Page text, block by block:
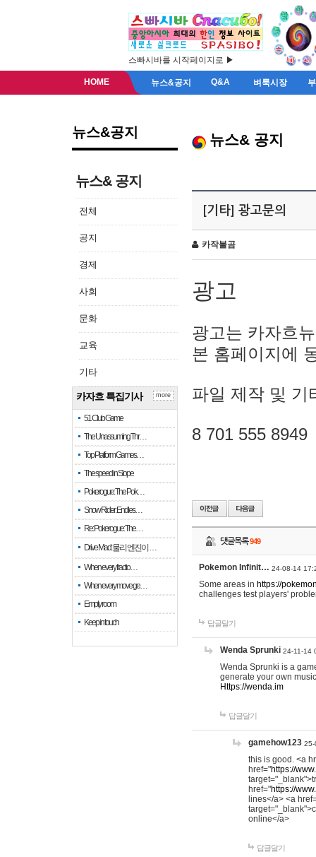
스빠시바를 시작페이지로 ▶
HOME 뉴스&공지 Q&A 벼룩시장
뉴스&공지
뉴스& 공지
전체
공지
경제
사회
문화
교육
기타
카자흐 특집기사
51 Club Game
The Unassuming Thr…
Top Platform Games…
The speed in Slope
Pokerogue: The Pok…
Snow Rider: Endles…
Re: Pokerogue: The…
Drive Mad: 물리 엔진이 …
When every fractio…
When every move ge…
Empty room
Keep in touch
more
뉴스& 공지
[기타] 광고문의
카작불곰
광고
광고는 카자흐
본 홈페이지에
파일 제작 및 기
8 701 555 8949
댓글목록949
Pokemon Infinit… 24-08-14
Some areas in https://
challenges test players'
답글달기
Wenda Sprunki 24-11-14
Wenda Sprunki is a
generate your own
Https://wenda.im
답글달기
gamehow123 25-
this is good. <a
href="https://
href="https://
lines</a> <a
online</a>
답글달기